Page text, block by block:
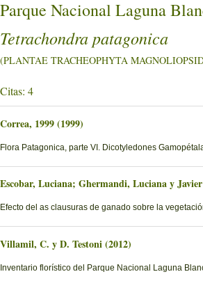
Parque Nacional Laguna
Tetrachondra patagonica
(PLANTAE TRACHEOPHYTA
Citas: 4
Correa, 1999 (1999)
Flora Patagonica, parte VI. Dicotyledones
Escobar, Luciana; Ghermandi, Luciana y
Efecto del as clausuras de ganado sobre la
Villamil, C. y D. Testoni (2012)
Inventario florístico del Parque Nacional Laguna